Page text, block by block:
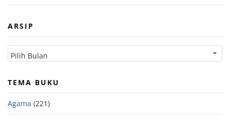
ARSIP
TEMA BUKU
Agama (221)